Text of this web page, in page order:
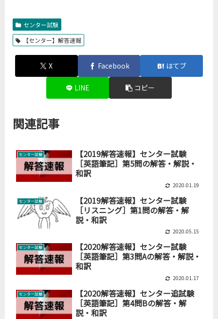
センター試験
【センター】解答速報
X Facebook はてブ
LINE コピー
関連記事
センター試験
【2019解答速報】センター試験
［英語筆記］第5問の解答・解説・
和訳
2020.01.19
センター試験
【2019解答速報】センター試験
［リスニング］第1問の解答・解
説・和訳
2020.05.15
センター試験
【2020解答速報】センター試験
［英語筆記］第3問Aの解答・解説・
和訳
2020.01.17
センター試験
【2020解答速報】センター追試験
［英語筆記］第4問Bの解答・解
説・和訳